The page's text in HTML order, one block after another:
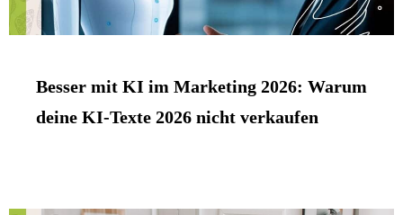
Besser mit KI im Marketing 2026: Warum
deine KI-Texte 2026 nicht verkaufen